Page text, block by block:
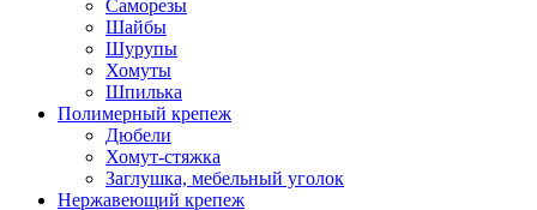
Саморезы
Шайбы
Шурупы
Хомуты
Шпилька
Полимерный крепеж
Дюбели
Хомут-стяжка
Заглушка, мебельный уголок
Нержавеющий крепеж